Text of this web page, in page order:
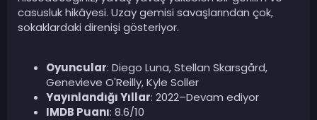
casusluk hikâyesi. Uzay gemisi savaşlarından çok,
sokaklardaki direnişi gösteriyor.
Oyuncular: Diego Luna, Stellan Skarsgård,
Genevieve O'Reilly, Kyle Soller
Yayınlandığı Yıllar: 2022–Devam ediyor
IMDB Puanı: 8.6/10